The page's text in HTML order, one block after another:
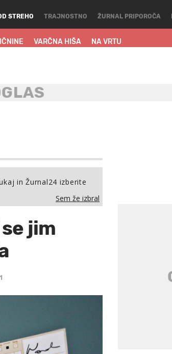
STREHO
VARČNA HIŠA NA VRTU
TRAJNOSTNO ŽURNAL PRIPOROČA
in Žurnal24 izberite
Sem že izbral
jim